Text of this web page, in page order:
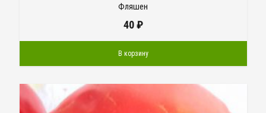
Фляшен
40₽
В корзину